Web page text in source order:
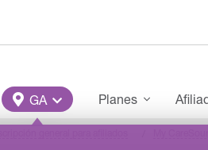
Main Menu
GA Planes